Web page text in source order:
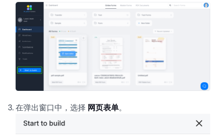
在弹出窗口中，选择 网页表单。